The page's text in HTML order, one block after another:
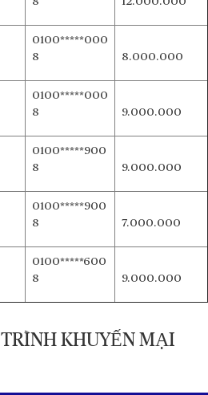
0100*****000
8
8.000.000
0100*****000
8
9.000.000
0100*****900
8
9.000.000
0100*****900
8
7.000.000
0100*****600
8
9.000.000
KHUYẾN MẠI